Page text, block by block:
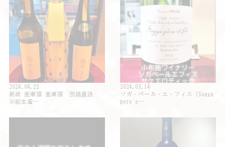
2024.04.22
新政 亜麻猫 亜麻猫 別誂直汲
※総生産…
2024.03.14
ソガ・ペール・エ・フィス（Sogga
pere e…